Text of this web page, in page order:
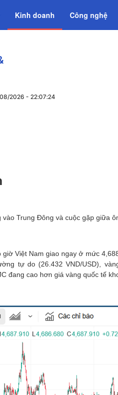
Kinh doanh Công nghệ
2026 - 22:07:25
Trung Đông và cuộc gặp giữa
Việt Nam giao ngay ở mức
tự do (26.432 VND/USD),
đang cao hơn giá vàng quốc tế